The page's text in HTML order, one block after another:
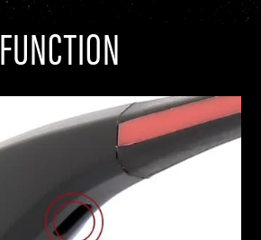
FUNCTION